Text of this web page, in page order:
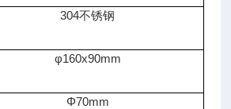
304不锈钢
φ160x90mm
Φ70mm